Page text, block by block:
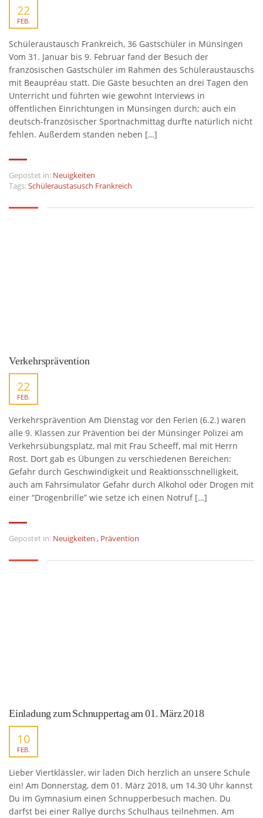
22
FEB.
Schüleraustausch Frankreich, 36 Gastschüler in Münsingen
Vom 31. Januar bis 9. Februar fand der Besuch der
französischen Gastschüler im Rahmen des Schüleraustauschs
mit Beaupréau statt. Die Gäste besuchten an drei Tagen den
Unterricht und führten wie gewohnt Interviews in
öffentlichen Einrichtungen in Münsingen durch; auch ein
deutsch-französischer Sportnachmittag durfte natürlich nicht
fehlen. Außerdem standen neben […]
Gepostet in: Neuigkeiten
Tags:Schüleraustasusch Frankreich
Verkehrsprävention
22
FEB.
Verkehrsprävention Am Dienstag vor den Ferien (6.2.) waren
alle 9. Klassen zur Prävention bei der Münsinger Polizei am
Verkehrsübungsplatz, mal mit Frau Scheeff, mal mit Herrn
Rost. Dort gab es Übungen zu verschiedenen Bereichen:
Gefahr durch Geschwindigkeit und Reaktionsschnelligkeit,
auch am Fahrsimulator Gefahr durch Alkohol oder Drogen mit
einer “Drogenbrille” wie setze ich einen Notruf […]
Gepostet in: Neuigkeiten , Prävention
Einladung zum Schnuppertag am 01. März 2018
10
FEB.
Lieber Viertklässler, wir laden Dich herzlich an unsere Schule
ein! Am Donnerstag, dem 01. März 2018, um 14.30 Uhr kannst
Du im Gymnasium einen Schnupperbesuch machen. Du
darfst bei einer Rallye durchs Schulhaus teilnehmen. Am